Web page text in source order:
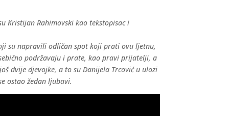
Kristijan Rahimovski kao tekstopisac i
su napravili odličan spot koji prati ovu ljetnu,
podržavaju i prate, kao pravi prijatelji, a
dvije djevojke, a to su Danijela Trcović u ulozi
ostao žedan ljubavi.